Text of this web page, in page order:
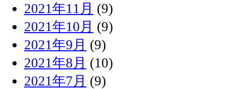
2021年11月 (9)
2021年10月 (9)
2021年9月 (9)
2021年8月 (10)
2021年7月 (9)